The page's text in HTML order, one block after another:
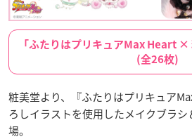
「ふたりはプリキュアMax Heart ×
(全26枚)
粧美堂より、『ふたりはプリキュア
ろしイラストを使用したメイクブラ
場。